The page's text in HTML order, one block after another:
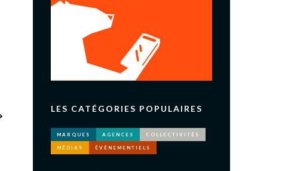
LES CATÉGORIES POPULAIRES
MARQUES AGENCES COLLECTIVITÉS
MÉDIAS ÉVÉNEMENTIELS